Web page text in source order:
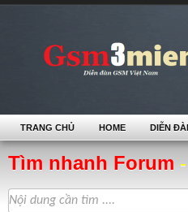
Tìm nhanh Forum
TRANG CHỦ HOME DIỄN